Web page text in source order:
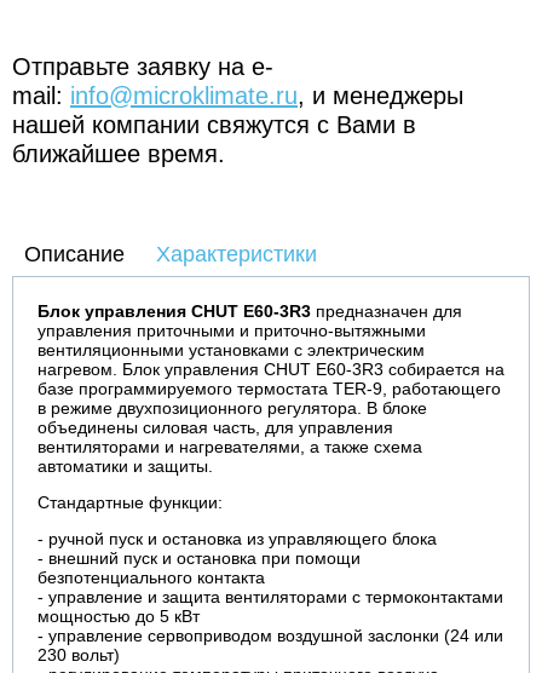
Отправьте заявку на e-
mail: info@microklimate.ru, и менеджеры
нашей компании свяжутся с Вами в
ближайшее время.
Описание Характеристики
Блок управления CHUТ E60-3R3 предназначен для
управления приточными и приточно-вытяжными
вентиляционными установками с электрическим
нагревом. Блок управления CHUТ E60-3R3 собирается на
базе программируемого термостата TER-9, работающего
в режиме двухпозиционного регулятора. В блоке
объединены силовая часть, для управления
вентиляторами и нагревателями, а также схема
автоматики и защиты.
Стандартные функции:
- ручной пуск и остановка из управляющего блока
- внешний пуск и остановка при помощи
безпотенциального контакта
- управление и защита вентиляторами с термоконтактами
мощностью до 5 кВт
- управление сервоприводом воздушной заслонки (24 или
230 вольт)